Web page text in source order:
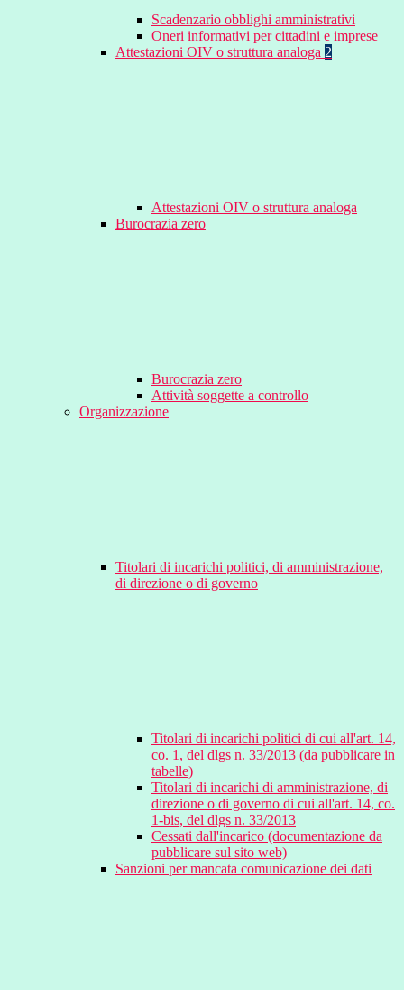
Scadenzario obblighi amministrativi
Oneri informativi per cittadini e imprese
Attestazioni OIV o struttura analoga 2
Attestazioni OIV o struttura analoga
Burocrazia zero
Burocrazia zero
Attività soggette a controllo
Organizzazione
Titolari di incarichi politici, di amministrazione,
di direzione o di governo
Titolari di incarichi politici di cui all'art. 14,
co. 1, del dlgs n. 33/2013 (da pubblicare in
tabelle)
Titolari di incarichi di amministrazione, di
direzione o di governo di cui all'art. 14, co.
1-bis, del dlgs n. 33/2013
Cessati dall'incarico (documentazione da
pubblicare sul sito web)
Sanzioni per mancata comunicazione dei dati